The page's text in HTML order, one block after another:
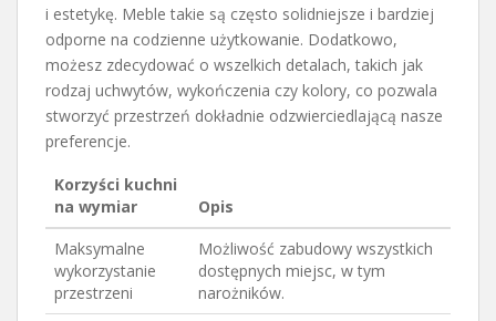
i estetykę. Meble takie są często solidniejsze i bardziej
odporne na codzienne użytkowanie. Dodatkowo,
możesz zdecydować o wszelkich detalach, takich jak
rodzaj uchwytów, wykończenia czy kolory, co pozwala
stworzyć przestrzeń dokładnie odzwierciedlającą nasze
preferencje.
Korzyści kuchni
na wymiar
Opis
Maksymalne
wykorzystanie
przestrzeni
Możliwość zabudowy wszystkich
dostępnych miejsc, w tym
narożników.